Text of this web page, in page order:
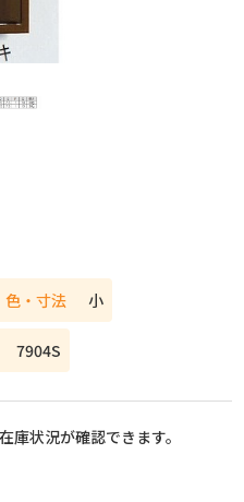
色・寸法 小
7904S
庫状況が確認できます。